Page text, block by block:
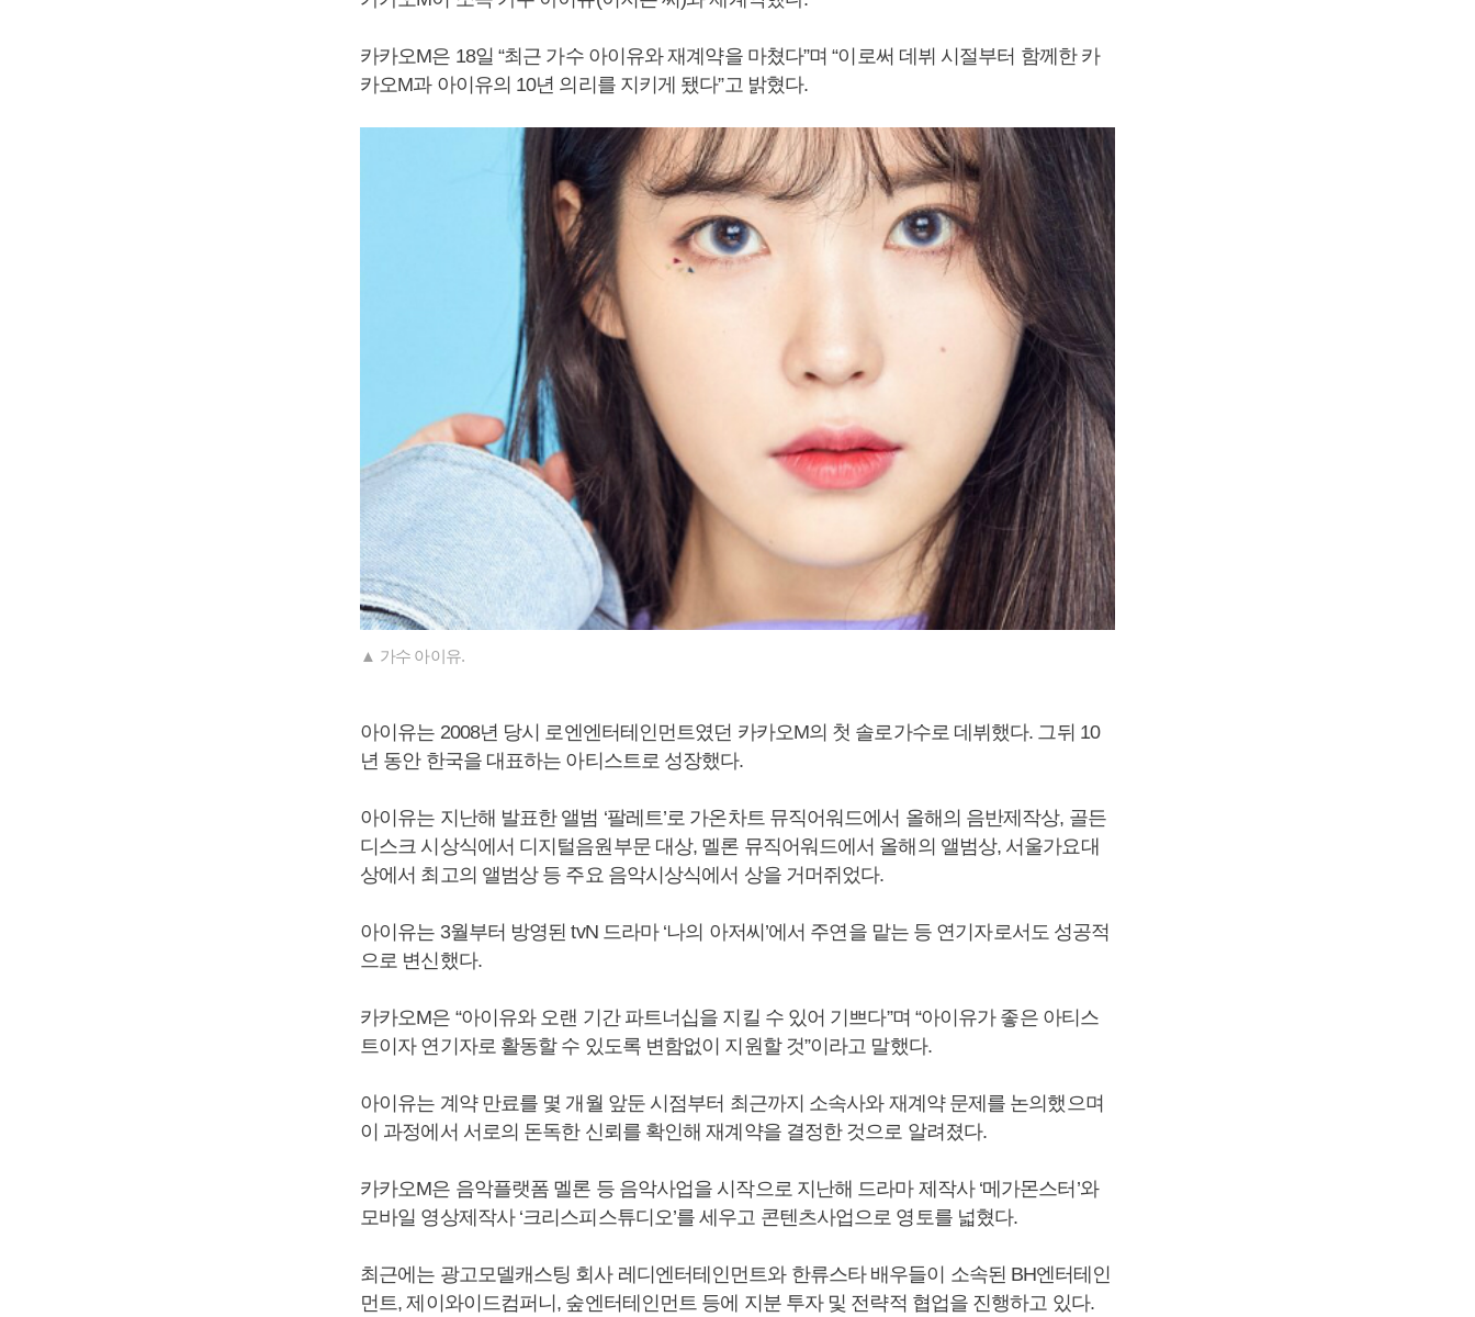
카카오M은 18일 “최근 가수 아이유와 재계약을 마쳤다”며 “이로써 데뷔 시절부터 함께한 카
카오M과 아이유의 10년 의리를 지키게 됐다”고 밝혔다.
▲ 가수 아이유.
아이유는 2008년 당시 로엔엔터테인먼트였던 카카오M의 첫 솔로가수로 데뷔했다. 그뒤 10
년 동안 한국을 대표하는 아티스트로 성장했다.
아이유는 지난해 발표한 앨범 ‘팔레트’로 가온차트 뮤직어워드에서 올해의 음반제작상, 골든
디스크 시상식에서 디지털음원부문 대상, 멜론 뮤직어워드에서 올해의 앨범상, 서울가요대
상에서 최고의 앨범상 등 주요 음악시상식에서 상을 거머쥐었다.
아이유는 3월부터 방영된 tvN 드라마 ‘나의 아저씨’에서 주연을 맡는 등 연기자로서도 성공적
으로 변신했다.
카카오M은 “아이유와 오랜 기간 파트너십을 지킬 수 있어 기쁘다”며 “아이유가 좋은 아티스
트이자 연기자로 활동할 수 있도록 변함없이 지원할 것”이라고 말했다.
아이유는 계약 만료를 몇 개월 앞둔 시점부터 최근까지 소속사와 재계약 문제를 논의했으며
이 과정에서 서로의 돈독한 신뢰를 확인해 재계약을 결정한 것으로 알려졌다.
카카오M은 음악플랫폼 멜론 등 음악사업을 시작으로 지난해 드라마 제작사 ‘메가몬스터’와
모바일 영상제작사 ‘크리스피스튜디오’를 세우고 콘텐츠사업으로 영토를 넓혔다.
최근에는 광고모델캐스팅 회사 레디엔터테인먼트와 한류스타 배우들이 소속된 BH엔터테인
먼트, 제이와이드컴퍼니, 숲엔터테인먼트 등에 지분 투자 및 전략적 협업을 진행하고 있다.